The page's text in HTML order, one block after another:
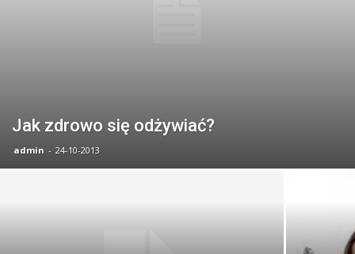
Jak zdrowo się odżywiać?
admin - 24-10-2013